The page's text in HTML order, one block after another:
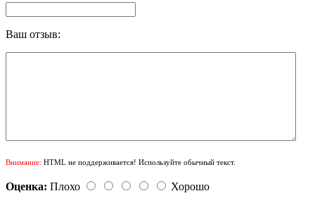
Ваш отзыв:
Внимание: HTML не поддерживается! Используйте обычный текст.
Оценка: Плохо
Хорошо